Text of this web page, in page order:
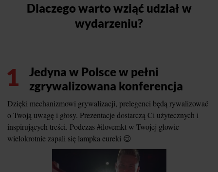
Dlaczego warto wziąć udział w
wydarzeniu?
1
Jedyna w Polsce w pełni
zgrywalizowana konferencja
Dzięki mechanizmowi grywalizacji, prelegenci będą rywalizować
o Twoją uwagę i głosy. Prezentacje dostarczą Ci użytecznych i
inspirujących treści. Podczas #ilovemkt w Twojej głowie
wielokrotnie zapali się lampka eureki 😉